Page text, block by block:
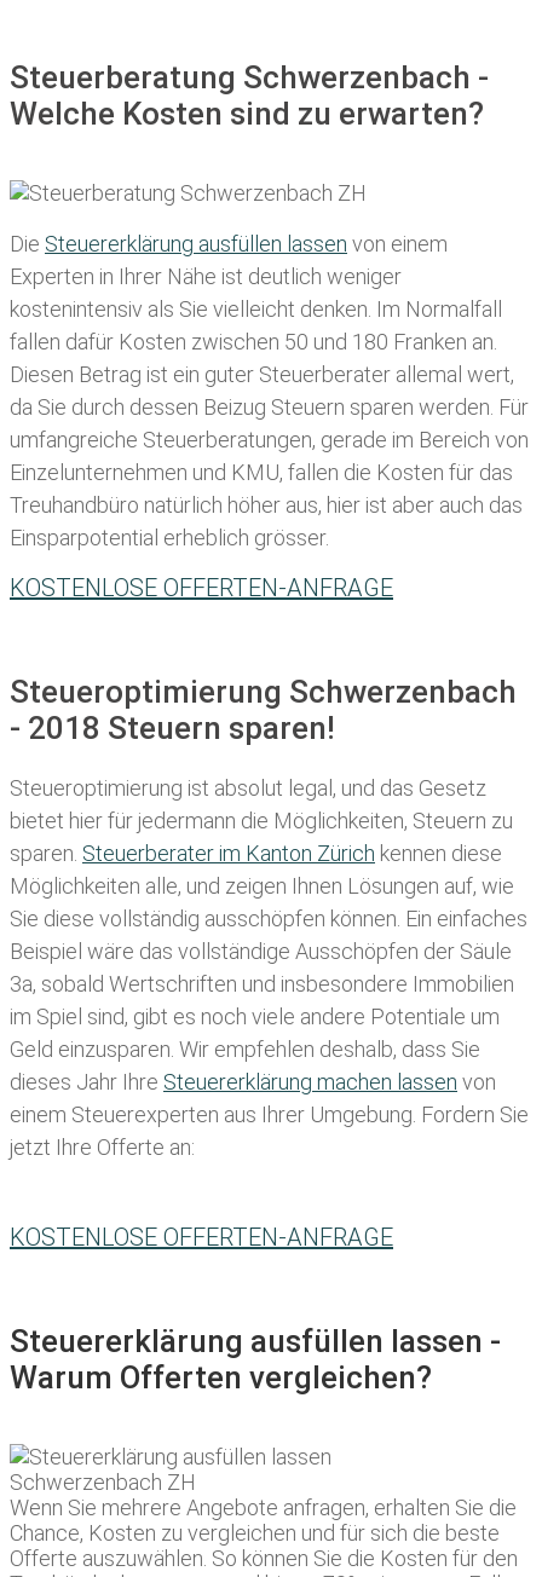
Steuerberatung Schwerzenbach -
Welche Kosten sind zu erwarten?
Die Steuererklärung ausfüllen lassen von einem
Experten in Ihrer Nähe ist deutlich weniger
kostenintensiv als Sie vielleicht denken. Im Normalfall
fallen dafür Kosten zwischen 50 und 180 Franken an.
Diesen Betrag ist ein guter Steuerberater allemal wert,
da Sie durch dessen Beizug Steuern sparen werden. Für
umfangreiche Steuerberatungen, gerade im Bereich von
Einzelunternehmen und KMU, fallen die Kosten für das
Treuhandbüro natürlich höher aus, hier ist aber auch das
Einsparpotential erheblich grösser.
KOSTENLOSE OFFERTEN-ANFRAGE
Steueroptimierung Schwerzenbach
- 2018 Steuern sparen!
Steueroptimierung ist absolut legal, und das Gesetz
bietet hier für jedermann die Möglichkeiten, Steuern zu
sparen. Steuerberater im K anton Zürich kennen diese
Möglichkeiten alle, und zeigen Ihnen Lösungen auf, wie
Sie diese vollständig ausschöpfen können. Ein einfaches
Beispiel wäre das vollständige Ausschöpfen der Säule
3a, sobald Wertschriften und insbesondere Immobilien
im Spiel sind, gibt es noch viele andere Potentiale um
Geld einzusparen. Wir empfehlen deshalb, dass Sie
dieses Jahr Ihre Steuererklärung machen lassen von
einem Steuerexperten aus Ihrer Umgebung. Fordern Sie
jetzt Ihre Offerte an:
KOSTENLOSE OFFERTEN-ANFRAGE
Steuererklärung ausfüllen lassen -
Warum Offerten vergleichen?
Wenn Sie mehrere Angebote anfragen, erhalten Sie die
Chance, Kosten zu vergleichen und für sich die beste
Offerte auszuwählen. So können Sie die Kosten für den